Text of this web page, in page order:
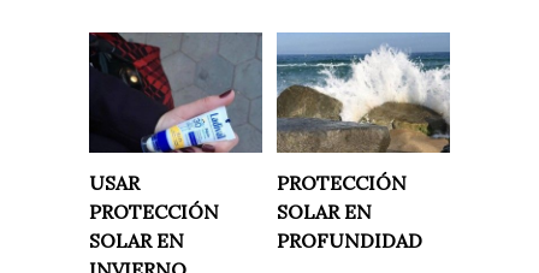
USAR
PROTECCIÓN
SOLAR EN
PROTECCIÓN
SOLAR EN
PROFUNDIDAD